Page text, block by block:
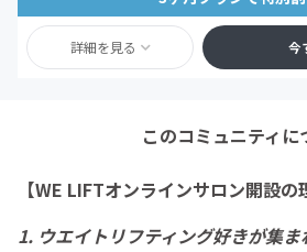
詳細を見る 今
このコミュニティに
【WE LIFTオンラインサロン開設の
1. ウエイトリフティング好きが集